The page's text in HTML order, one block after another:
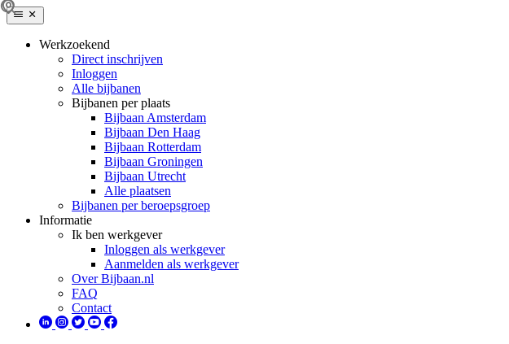
Werkzoekend
Direct inschrijven
Inloggen
Alle bijbanen
Bijbanen per plaats
Bijbaan Amsterdam
Bijbaan Den Haag
Bijbaan Rotterdam
Bijbaan Groningen
Bijbaan Utrecht
Alle plaatsen
Bijbanen per beroepsgroep
Informatie
Ik ben werkgever
Inloggen als werkgever
Aanmelden als werkgever
Over Bijbaan.nl
FAQ
Contact